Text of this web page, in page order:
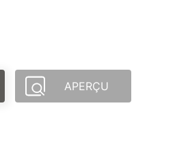
APERÇU